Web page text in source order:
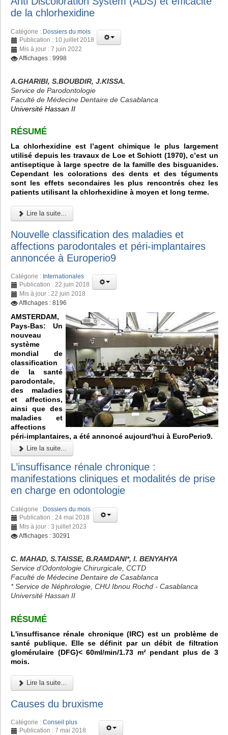
de la chlorhexidine
Catégorie : Dossiers du mois
Publication : 10 juillet 2018
Mis à jour : 7 juin 2022
Affichages : 9998
A.GHARIBI, S.BOUBDIR, J.KISSA.
Service de Parodontologie
Faculté de Médecine Dentaire de Casablanca
Université Hassan II
RÉSUM É
La chlorhexidine est l’agent chimique le plus largement
utilisé depuis les travaux de Loe et Schiott (1970), c’est un
antiseptique à large spectre de la famille des bisguanides.
Cependant les colorations des dents et des téguments
sont les effets secondaires les plus rencontrés chez les
patients utilisant la chlorhexidine à moyen et long terme.
Lire la suite...
Nouvelle classification des maladies et
affections parodontales et péri-implantaires
annoncée à Europerio9
Catégorie : Internationales
Publication : 22 juin 2018
Mis à jour : 22 juin 2018
Affichages : 8196
AMSTERDAM,
Pays-Bas: Un
nouveau
système
mondial de
classification
de la santé
parodontale,
des maladies
et affections,
ainsi que des
maladies et
affections
péri-implantaires, a été annoncé aujourd'hui à EuroPerio9.
Lire la suite...
L’insuffisance rénale chronique :
manifestations cliniques et modalités de prise
en charge en odontologie
Catégorie : Dossiers du mois
Publication : 24 mai 2018
Mis à jour : 3 juillet 2023
Affichages : 30291
C. MAHAD, S.TAISSE, B.RAMDANI*, I. BENYAHYA
Service d’Odontologie Chirurgicale, CCTD
Faculté de Médecine Dentaire de Casablanca
* Service de Néphrologie, CHU Ibnou Rochd - Casablanca
Université Hassan II
RÉSUMÉ
L'insuffisance rénale chronique (IRC) est un problème de
santé publique. Elle se définit par un débit de filtration
glomérulaire (DFG)< 60ml/min/1.73 m² pendant plus de 3
mois.
Lire la suite...
Causes du bruxisme
Catégorie : Conseil plus
Publication : 7 mai 2018